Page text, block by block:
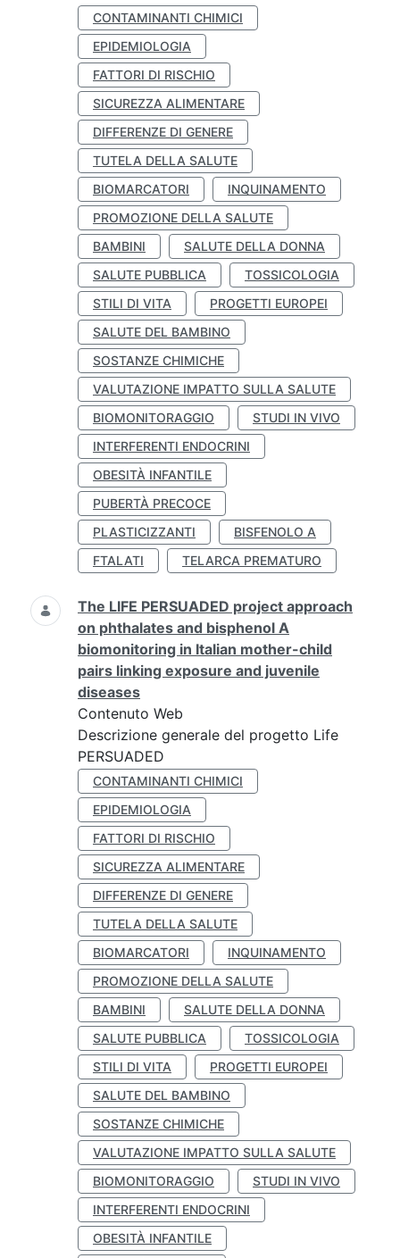
CONTAMINANTI CHIMICI
EPIDEMIOLOGIA
FATTORI DI RISCHIO
SICUREZZA ALIMENTARE
DIFFERENZE DI GENERE
TUTELA DELLA SALUTE
BIOMARCATORI
INQUINAMENTO
PROMOZIONE DELLA SALUTE
BAMBINI
SALUTE DELLA DONNA
SALUTE PUBBLICA
TOSSICOLOGIA
STILI DI VITA
PROGETTI EUROPEI
SALUTE DEL BAMBINO
SOSTANZE CHIMICHE
VALUTAZIONE IMPATTO SULLA SALUTE
BIOMONITORAGGIO
STUDI IN VIVO
INTERFERENTI ENDOCRINI
OBESITÀ INFANTILE
PUBERTÀ PRECOCE
PLASTICIZZANTI
BISFENOLO A
FTALATI
TELARCA PREMATURO
The LIFE PERSUADED project approach
on phthalates and bisphenol A
biomonitoring in Italian mother-child
pairs linking exposure and juvenile
diseases
Contenuto Web
Descrizione generale del progetto Life
PERSUADED
CONTAMINANTI CHIMICI
EPIDEMIOLOGIA
FATTORI DI RISCHIO
SICUREZZA ALIMENTARE
DIFFERENZE DI GENERE
TUTELA DELLA SALUTE
BIOMARCATORI
INQUINAMENTO
PROMOZIONE DELLA SALUTE
BAMBINI
SALUTE DELLA DONNA
SALUTE PUBBLICA
TOSSICOLOGIA
STILI DI VITA
PROGETTI EUROPEI
SALUTE DEL BAMBINO
SOSTANZE CHIMICHE
VALUTAZIONE IMPATTO SULLA SALUTE
BIOMONITORAGGIO
STUDI IN VIVO
INTERFERENTI ENDOCRINI
OBESITÀ INFANTILE